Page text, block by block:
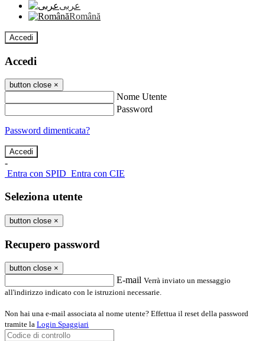
عربى
Română
Accedi
Accedi
button close ×
Nome Utente
Password
Password dimenticata?
-
Entra con SPID Entra con CIE
Seleziona utente
button close ×
Recupero password
button close ×
E-mail Verrà inviato un messaggio
all'indirizzo indicato con le istruzioni necessarie.
Non hai una e-mail associata al nome utente? Effettua il reset della password
tramite la Login Spaggiari